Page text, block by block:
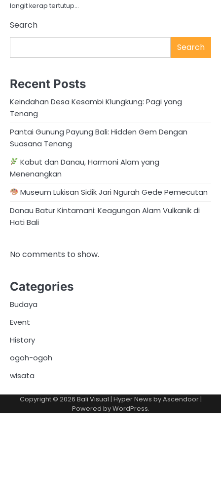
langit kerap tertutup…
Search
Search
Recent Posts
Keindahan Desa Kesambi Klungkung: Pagi yang
Tenang
Pantai Gunung Payung Bali: Hidden Gem Dengan
Suasana Tenang
Kabut dan Danau, Harmoni Alam yang
Menenangkan
Museum Lukisan Sidik Jari Ngurah Gede Pemecutan
Danau Batur Kintamani: Keagungan Alam Vulkanik di
Hati Bali
No comments to show.
Categories
Budaya
Event
History
ogoh-ogoh
wisata
Copyright © 2026 Bali Visual | Hyper News byAscendoor|
Powered byWordPress.